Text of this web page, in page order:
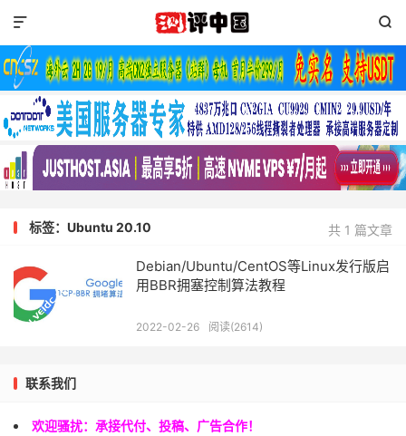


共 1 篇文章
标签：Ubuntu 20.10
Debian/Ubuntu/CentOS等Linux发行版启
用BBR拥塞控制算法教程
2022-02-26 阅读(2614)
联系我们
欢迎骚扰：承接代付、投稿、广告合作！